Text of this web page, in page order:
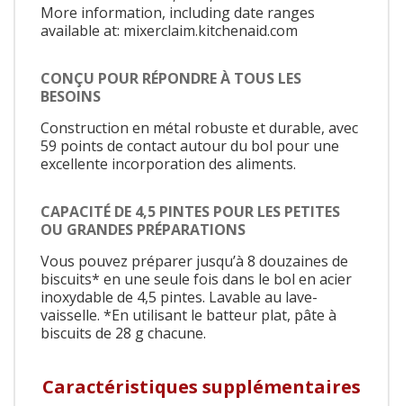
More information, including date ranges
available at: mixerclaim.kitchenaid.com
CONÇU POUR RÉPONDRE À TOUS LES
BESOINS
Construction en métal robuste et durable, avec
59 points de contact autour du bol pour une
excellente incorporation des aliments.
CAPACITÉ DE 4,5 PINTES POUR LES PETITES
OU GRANDES PRÉPARATIONS
Vous pouvez préparer jusqu’à 8 douzaines de
biscuits* en une seule fois dans le bol en acier
inoxydable de 4,5 pintes. Lavable au lave-
vaisselle. *En utilisant le batteur plat, pâte à
biscuits de 28 g chacune.
Caractéristiques supplémentaires